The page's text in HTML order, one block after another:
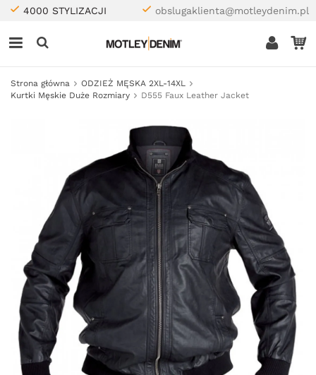
4000 STYLIZACJI obslugaklienta@motleydenim.pl
Strona główna
ODZIEŻ MĘSKA 2XL-14XL
Kurtki Męskie Duże Rozmiary
D555 Faux Leather Jacket